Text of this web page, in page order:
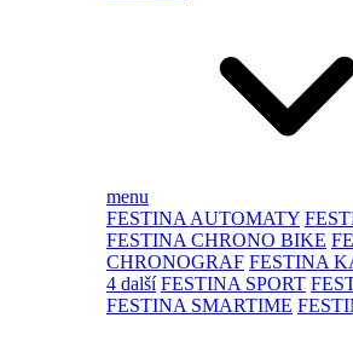
menu
FESTINA AUTOMATY
FESTINA CHRONO BIKE
CHRONOGRAF FESTINA
4 další FESTINA SPORT
FESTINA SMARTIME